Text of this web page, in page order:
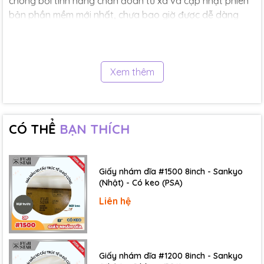
bản phần mềm mới nhất, chưa bao giờ được dễ dàng
Tính năng cảm biến kép mới cho phép người dùng kiểm
tra cả các mẫu bê tông và xi măng trên cùng một khung.
cụ nâng cấp có thể được sử dụng để chuyển đổi các máy
nén tự động ADR hiện có sang thiết bị kiểm tra kỹ thuật
Thời gian thử nghiệm
Máy nénADR Touch Control Prothế hệ mới có khả
năng điều khiển tốc độ bước, cho phép người sử dụng
chạy tốc độ cao hơn mức trung bình nhưng vẫn đạt tiêu
chuẩn. Việc này tiết kiệm thời gian trung bình 10% cho
mẫu khối 150mm điển hình.
Xem thêm
CÓ THỂ BẠN THÍCH
Giấy nhám dĩa #1500 8inch - Sankyo
(Nhật) - Có keo (PSA)
Liên hệ
Giấy nhám dĩa #1200 8inch - Sankyo